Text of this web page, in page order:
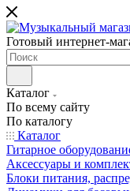
Готовый интернет-
Каталог
По всему сайту
По каталогу
Каталог
Гитарное
Аксессуары и
Блоки питания,